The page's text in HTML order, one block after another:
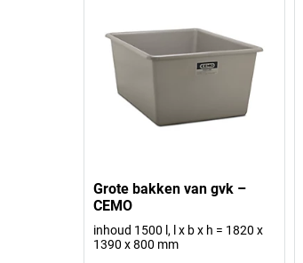
Grote bakken van gvk –
CEMO
inhoud 1500 l, l x b x h = 1820 x
1390 x 800 mm